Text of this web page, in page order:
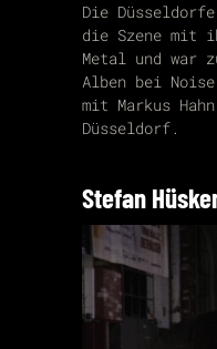
Die
die Szene mit
Metal und war
Alben bei
mit Markus
Düsseldorf.
Stefan